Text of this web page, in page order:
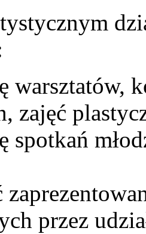
warsztatów,
zajęć
spotkań
przez